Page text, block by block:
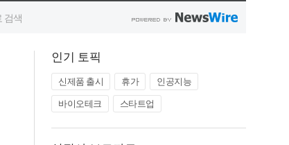
인기 토픽
신제품 출시 휴가
인공지능
바이오테크
스타트업